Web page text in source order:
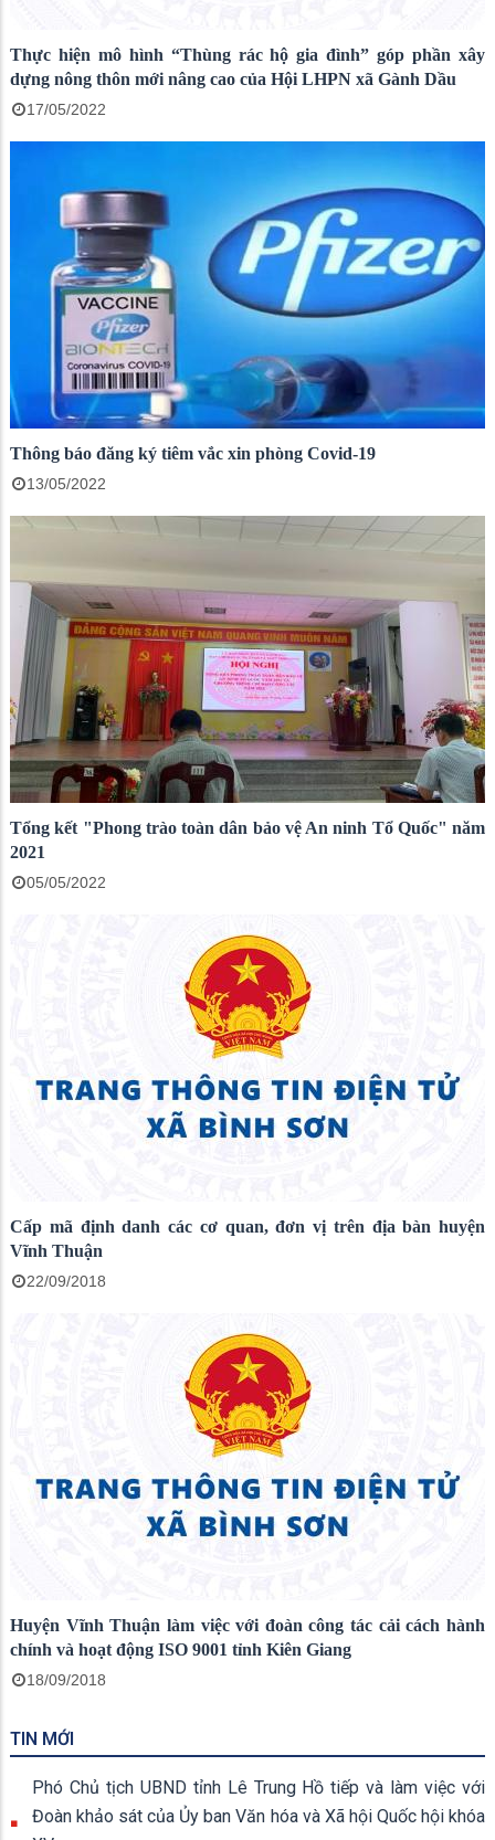
Thực hiện mô hình “Thùng rác hộ gia đình” góp phần xây
dựng nông thôn mới nâng cao của Hội LHPN xã Gành Dầu
17/05/2022
Thông báo đăng ký tiêm vắc xin phòng Covid-19
13/05/2022
Tổng kết "Phong trào toàn dân bảo vệ An ninh Tổ Quốc" năm
2021
05/05/2022
Cấp mã định danh các cơ quan, đơn vị trên địa bàn huyện
Vĩnh Thuận
22/09/2018
Huyện Vĩnh Thuận làm việc với đoàn công tác cải cách hành
chính và hoạt động ISO 9001 tỉnh Kiên Giang
18/09/2018
TIN MỚI
Phó Chủ tịch UBND tỉnh Lê Trung Hồ tiếp và làm việc với
Đoàn khảo sát của Ủy ban Văn hóa và Xã hội Quốc hội khóa